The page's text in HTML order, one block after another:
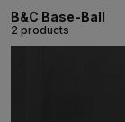
B&C Base-Ball
2 products